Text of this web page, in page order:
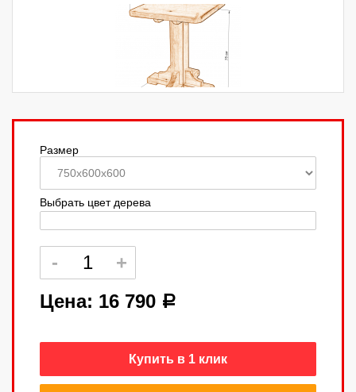
Размер
Выбрать цвет дерева
Цена: 16 790 a
Купить в 1 клик